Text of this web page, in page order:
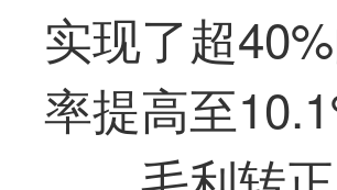
实现了超
率提高至